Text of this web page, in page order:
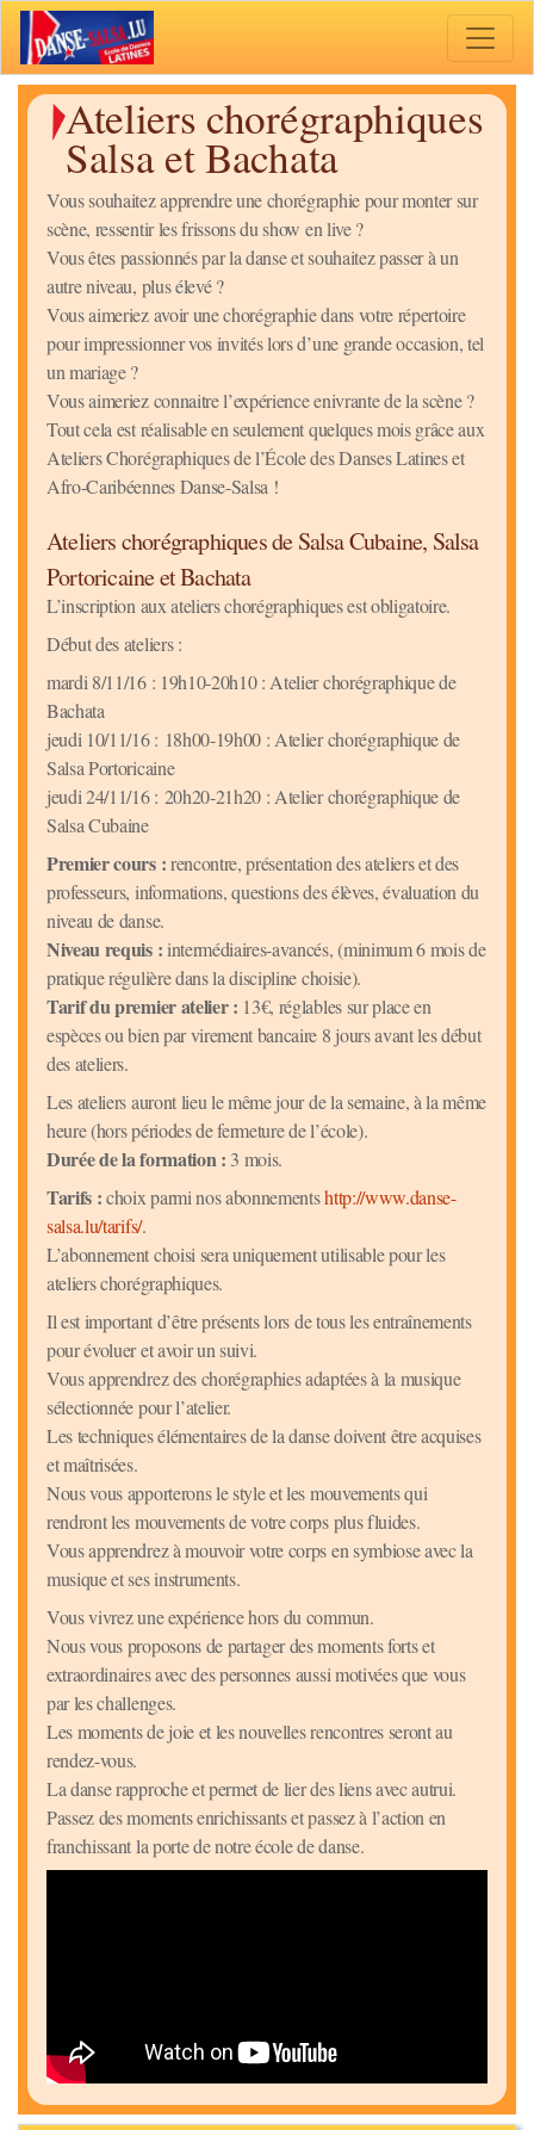
Ateliers chorégraphiques
Salsa et Bachata
Vous souhaitez apprendre une chorégraphie pour monter sur
scène, ressentir les frissons du show en live ?
Vous êtes passionnés par la danse et souhaitez passer à un
autre niveau, plus élevé ?
Vous aimeriez avoir une chorégraphie dans votre répertoire
pour impressionner vos invités lors d’une grande occasion, tel
un mariage ?
Vous aimeriez connaitre l’expérience enivrante de la scène ?
Tout cela est réalisable en seulement quelques mois grâce aux
Ateliers Chorégraphiques de l’École des Danses Latines et
Afro-Caribéennes Danse-Salsa !
Ateliers chorégraphiques de Salsa Cubaine, Salsa
Portoricaine et Bachata
L’inscription aux ateliers chorégraphiques est obligatoire.
Début des ateliers :
mardi 8/11/16 : 19h10-20h10 : Atelier chorégraphique de
Bachata
jeudi 10/11/16 : 18h00-19h00 : Atelier chorégraphique de
Salsa Portoricaine
jeudi 24/11/16 : 20h20-21h20 : Atelier chorégraphique de
Salsa Cubaine
Premier cours :rencontre, présentation des ateliers et des
professeurs, informations, questions des élèves, évaluation du
niveau de danse.
Niveau requis : intermédiaires-avancés, (minimum 6 mois de
pratique régulière dans la discipline choisie).
Tarif du premier atelier : 13€, réglables sur place en
espèces ou bien par virement bancaire 8 jours avant les début
des ateliers.
Les ateliers auront lieu le même jour de la semaine, à la même
heure (hors périodes de fermeture de l’école).
Durée de la formation : 3 mois.
Tarifs :choix parmi nos abonnementshttp://www.danse-
salsa.lu/tarifs/.
L’abonnement choisi sera uniquement utilisable pour les
ateliers chorégraphiques.
Il est important d’être présents lors de tous les entraînements
pour évoluer et avoir un suivi.
Vous apprendrez des chorégraphies adaptées à la musique
sélectionnée pour l’atelier.
Les techniques élémentaires de la danse doivent être acquises
et maîtrisées.
Nous vous apporterons le style et les mouvements qui
rendront les mouvements de votre corps plus fluides.
Vous apprendrez à mouvoir votre corps en symbiose avec la
musique et ses instruments.
Vous vivrez une expérience hors du commun.
Nous vous proposons de partager des moments forts et
extraordinaires avec des personnes aussi motivées que vous
par les challenges.
Les moments de joie et les nouvelles rencontres seront au
rendez-vous.
La danse rapproche et permet de lier des liens avec autrui.
Passez des moments enrichissants et passez à l’action en
franchissant la porte de notre école de danse.